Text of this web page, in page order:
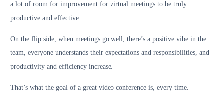
a lot of room for improvement for virtual meetings to be truly
productive and effective.
On the flip side, when meetings go well, there’s a positive vibe in the
team, everyone understands their expectations and responsibilities, and
productivity and efficiency increase.
That’s what the goal of a great video conference is, every time.